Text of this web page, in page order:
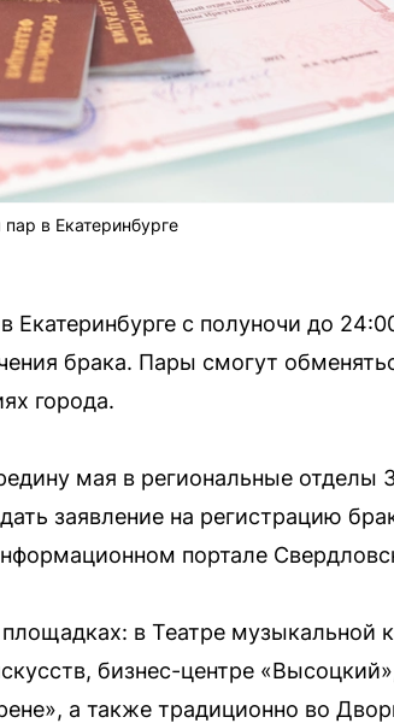
в Екатеринбурге
с полуночи до
брака. Пары смогут
города.
мая в региональные отделы
заявление на регистрацию
портале
в Театре музыкальной
бизнес-центре
а также традиционно во